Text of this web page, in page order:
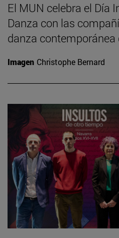
El MUN celebra el Día
Danza con las
danza contemporánea
Imagen Christophe Bernard